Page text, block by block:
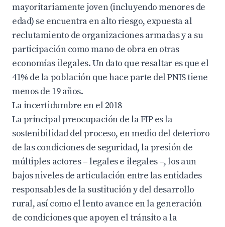
mayoritariamente joven (incluyendo menores de
edad) se encuentra en alto riesgo, expuesta al
reclutamiento de organizaciones armadas y a su
participación como mano de obra en otras
economías ilegales. Un dato que resaltar es que el
41% de la población que hace parte del PNIS tiene
menos de 19 años.
La incertidumbre en el 2018
La principal preocupación de la FIP es la
sostenibilidad del proceso, en medio del deterioro
de las condiciones de seguridad, la presión de
múltiples actores – legales e ilegales –, los aun
bajos niveles de articulación entre las entidades
responsables de la sustitución y del desarrollo
rural, así como el lento avance en la generación
de condiciones que apoyen el tránsito a la